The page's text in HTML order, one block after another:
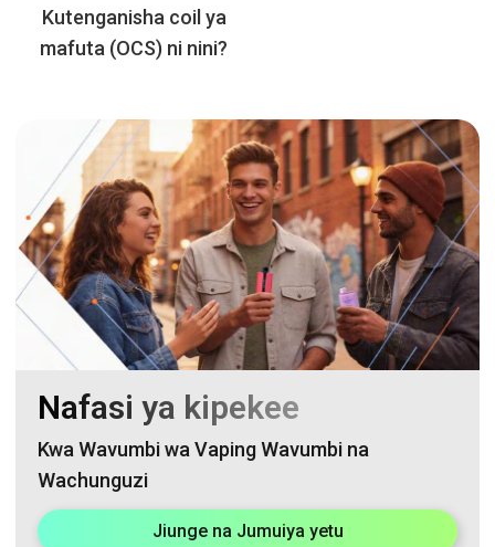
Kutenganisha coil ya
mafuta (OCS) ni nini?
Nafasi ya kipekee
Kwa Wavumbi wa Vaping Wavumbi na
Wachunguzi
Jiunge na Jumuiya yetu